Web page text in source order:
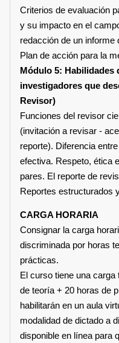
Criterios de evaluación
y su impacto en el
redacción de un informe
Plan de acción para la
Módulo 5: Habilidades
investigadores que
Revisor)
Funciones del revisor
(invitación a revisar -
reporte). Diferencia
efectiva. Respeto, ética
pares. El reporte de
Reportes estructurados
CARGA HORARIA
Consignar la carga
discriminada por horas
prácticas.
El curso tiene una carga
de teoría + 20 horas de
habilitarán en un aula
modalidad de dictado a
disponible en línea para